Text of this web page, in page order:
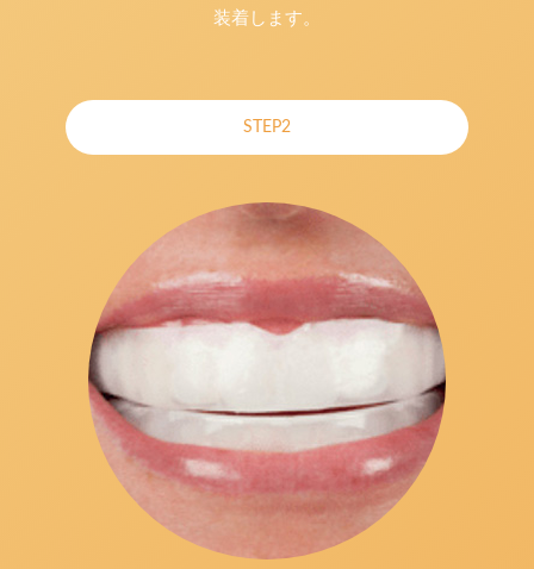
装着します。
STEP2